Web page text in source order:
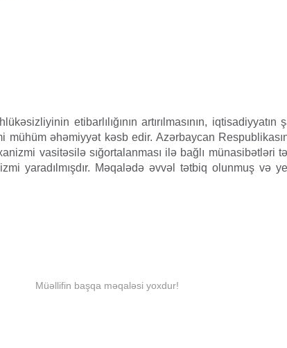
etibarlılığının artırılmasının,
əhəmiyyət kəsb edir. Azərbaycan
vasitəsilə sığortalanması ilə bağlı münasibətləri
yaradılmışdır. Məqalədə əvvəl tətbiq olunmuş və
Müəllifin başqa məqaləsi yoxdur!